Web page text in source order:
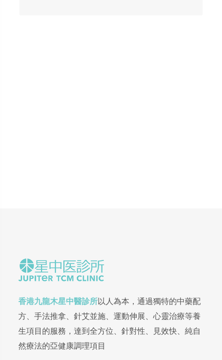
香港九龍木星中醫診所以人為本，通過獨特的中藥配
方、手法推拿、針艾並施、運動伸展、心靈治療等養
生項目的服務，達到全方位、針對性、見效快、純自
然療法的亞健康調理項目